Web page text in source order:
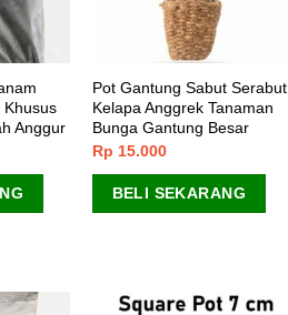
Khusus
Anggur
Pot Gantung Sabut Serabut
Kelapa Anggrek Tanaman
Bunga Gantung Besar
Rp 15.000
BELI SEKARANG